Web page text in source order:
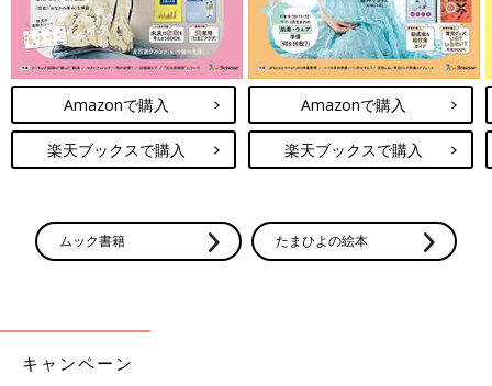
Amazonで購入
楽天ブックスで購入
Amazonで購入
楽天ブックスで購入
ムック書籍 たまひよの絵本
キャンペーン